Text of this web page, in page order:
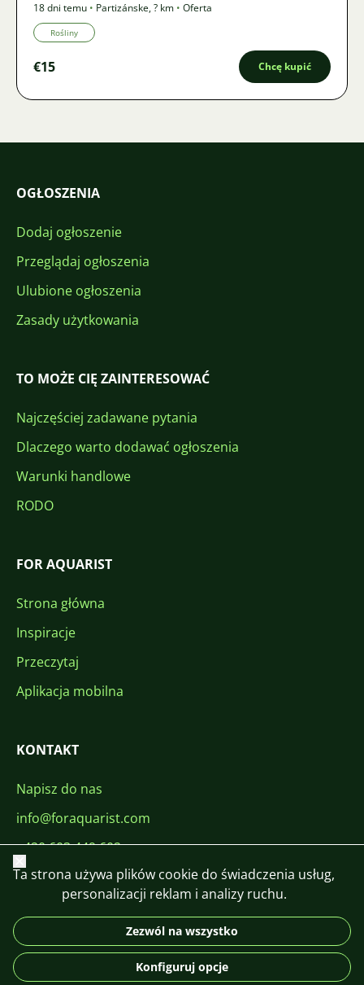
18 dni temu • Partizánske,? km • Oferta
Rośliny
€15 Chcę kupić
OGŁOSZENIA
Dodaj ogłoszenie
Przeglądaj ogłoszenia
Ulubione ogłoszenia
Zasady użytkowania
TO MOŻE CIĘ ZAINTERESOWAĆ
Najczęściej zadawane pytania
Dlaczego warto dodawać ogłoszenia
Warunki handlowe
RODO
FOR AQUARIST
Strona główna
Inspiracje
Przeczytaj
Aplikacja mobilna
KONTAKT
Napisz do nas
info@foraquarist.com
+420 603 449 602
DE
© 2026 For Aquarist
Zamknij
Ta strona używa plików cookie do świadczenia usług,
personalizacji reklam i analizy ruchu.
Zezwól na wszystko
Konfiguruj opcje